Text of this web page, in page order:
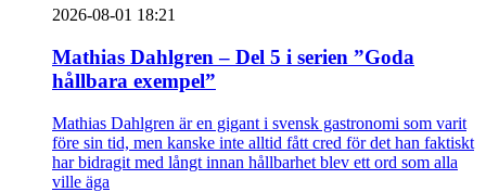
2026-08-01 18:21
Mathias Dahlgren – Del 5 i serien ”Goda
hållbara exempel”
Mathias Dahlgren är en gigant i svensk gastronomi som varit
före sin tid, men kanske inte alltid fått cred för det han faktiskt
har bidragit med långt innan hållbarhet blev ett ord som alla
ville äga